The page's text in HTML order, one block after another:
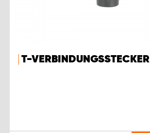
T-VERBINDUNGSSTECKER